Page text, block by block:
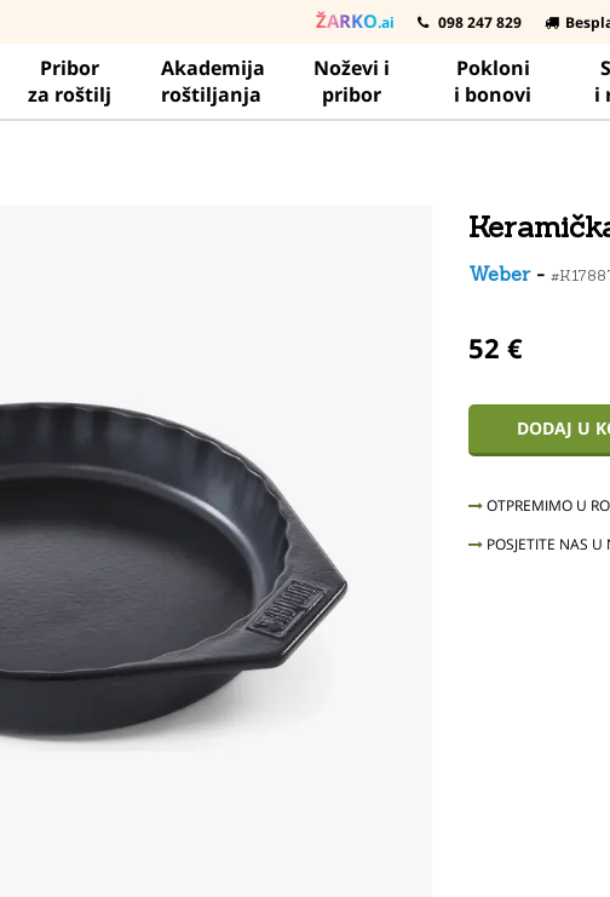
ŽARKO.ai 098 247 829
Pribor
za roštilj
Akademija
roštiljanja
Noževi i
pribor
Pokloni
i bonovi
i
Weber-
52 €
DODAJ U
OTPREMIMO U
POSJETITE NAS U